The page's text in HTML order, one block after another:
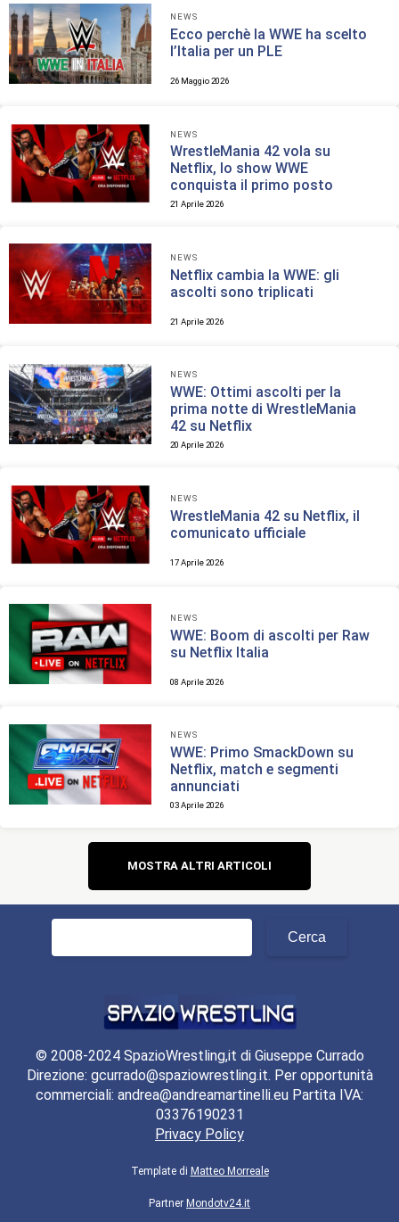
NEWS
Ecco perchè la WWE ha scelto
l’Italia per un PLE
26 Maggio 2026
NEWS
WrestleMania 42 vola su
Netflix, lo show WWE
conquista il primo posto
21 Aprile 2026
NEWS
Netflix cambia la WWE: gli
ascolti sono triplicati
21 Aprile 2026
NEWS
WWE: Ottimi ascolti per la
prima notte di WrestleMania
42 su Netflix
20 Aprile 2026
NEWS
WrestleMania 42 su Netflix, il
comunicato ufficiale
17 Aprile 2026
NEWS
WWE: Boom di ascolti per Raw
su Netflix Italia
08 Aprile 2026
NEWS
WWE: Primo SmackDown su
Netflix, match e segmenti
annunciati
03 Aprile 2026
Navigazione
articoli
MOSTRA ALTRI ARTICOLI
Ricerca
© 2008-2024 SpazioWrestling,it di Giuseppe Currado
Direzione: gcurrado@spaziowrestling.it. Per opportunità
commerciali: andrea@andreamartinelli.eu Partita IVA:
03376190231
Privacy Policy
Template di Matteo Morreale
Partner Mondotv24.it